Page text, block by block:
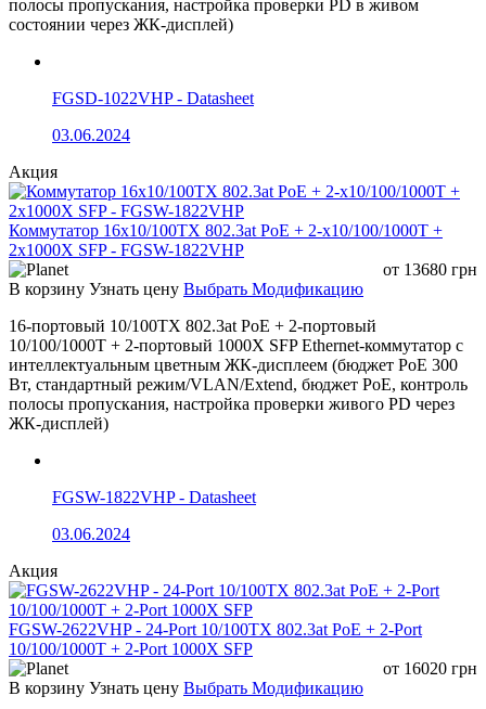
SYS (индикатор
системы)
устройства
USB (индикатор
состояния USB)
или не определён устройством
Включено: USB-накопитель
Мигает: устройство читает или
записывает данные на USB-
медных портов),
зелёный
Включено: линк порта активен
1–16 (индикаторы
состояния PoE),
жёлтый
Выключено: PoE не работает
полосы пропускания, настройка проверки PD в живом
состоянии через ЖК-дисплей)
FGSD-1022VHP - Datasheet
03.06.2024
Акция
Коммутатор 16x10/100TX 802.3at PoE + 2-x10/100/1000T +
2x1000X SFP - FGSW-1822VHP
от 13680 грн
В корзину Узнать цену Выбрать Модификацию
16-портовый 10/100TX 802.3at PoE + 2-портовый
10/100/1000T + 2-портовый 1000X SFP Ethernet-коммутатор с
интеллектуальным цветным ЖК-дисплеем (бюджет PoE 300
Вт, стандартный режим/VLAN/Extend, бюджет PoE, контроль
полосы пропускания, настройка проверки живого PD через
ЖК-дисплей)
FGSW-1822VHP - Datasheet
03.06.2024
Акция
FGSW-2622VHP - 24-Port 10/100TX 802.3at PoE + 2-Port
10/100/1000T + 2-Port 1000X SFP
от 16020 грн
В корзину Узнать цену Выбрать Модификацию